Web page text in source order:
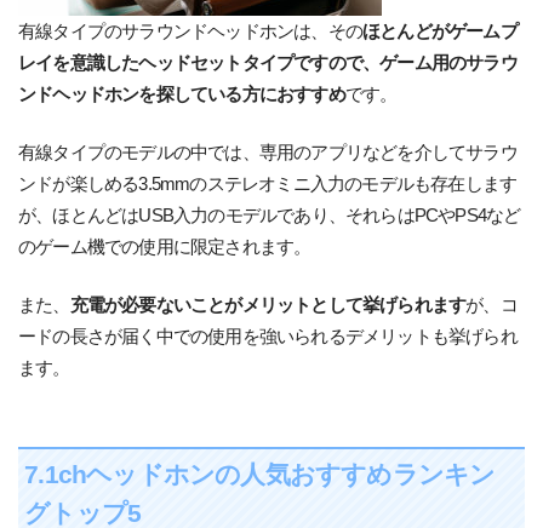
有線タイプのサラウンドヘッドホンは、そのほとんどがゲームプ
レイを意識したヘッドセットタイプですので、ゲーム用のサラウ
ンドヘッドホンを探している方におすすめです。
有線タイプのモデルの中では、専用のアプリなどを介してサラウ
ンドが楽しめる3.5mmのステレオミニ入力のモデルも存在します
が、ほとんどはUSB入力のモデルであり、それらはPCやPS4など
のゲーム機での使用に限定されます。
また、 充電が必要ないことがメリットとして挙げられますが、コ
ードの長さが届く中での使用を強いられるデメリットも挙げられ
ます。
7.1chヘッドホンの人気おすすめランキン
グトップ5